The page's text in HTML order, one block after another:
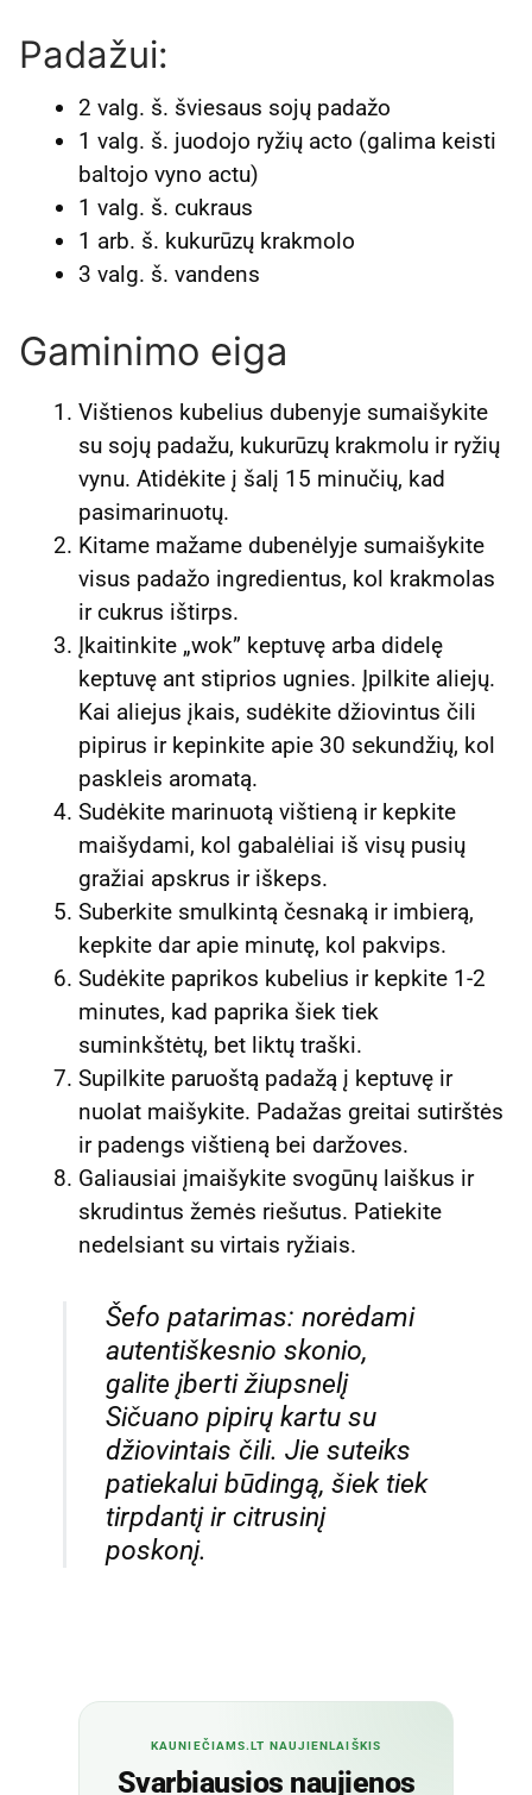
Padažui:
2 valg. š. šviesaus sojų padažo
1 valg. š. juodojo ryžių acto (galima keisti
baltojo vyno actu)
1 valg. š. cukraus
1 arb. š. kukurūzų krakmolo
3 valg. š. vandens
Gaminimo eiga
Vištienos kubelius dubenyje sumaišykite
su sojų padažu, kukurūzų krakmolu ir ryžių
vynu. Atidėkite į šalį 15 minučių, kad
pasimarinuotų.
Kitame mažame dubenėlyje sumaišykite
visus padažo ingredientus, kol krakmolas
ir cukrus ištirps.
Įkaitinkite „wok” keptuvę arba didelę
keptuvę ant stiprios ugnies. Įpilkite aliejų.
Kai aliejus įkais, sudėkite džiovintus čili
pipirus ir kepinkite apie 30 sekundžių, kol
paskleis aromatą.
Sudėkite marinuotą vištieną ir kepkite
maišydami, kol gabalėliai iš visų pusių
gražiai apskrus ir iškeps.
Suberkite smulkintą česnaką ir imbierą,
kepkite dar apie minutę, kol pakvips.
Sudėkite paprikos kubelius ir kepkite 1-2
minutes, kad paprika šiek tiek
suminkštėtų, bet liktų traški.
Supilkite paruoštą padažą į keptuvę ir
nuolat maišykite. Padažas greitai sutirštės
ir padengs vištieną bei daržoves.
Galiausiai įmaišykite svogūnų laiškus ir
skrudintus žemės riešutus. Patiekite
nedelsiant su virtais ryžiais.
Šefo patarimas: norėdami
autentiškesnio skonio,
galite įberti žiupsnelį
Sičuano pipirų kartu su
džiovintais čili. Jie suteiks
patiekalui būdingą, šiek tiek
tirpdantį ir citrusinį
poskonį.
KAUNIEČIAMS.LT NAUJIENLAIŠKIS
Svarbiausios naujienos